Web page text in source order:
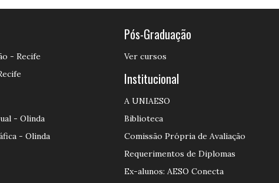
- Recife
- Olinda
- Olinda
Pós-Graduação
Ver cursos
Institucional
A UNIAESO
Biblioteca
Comissão Própria de Avaliação
Requerimentos de Diplomas
Ex-alunos: AESO Conecta